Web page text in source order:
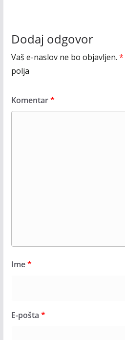
Dodaj odgovor
Vaš e-naslov ne bo objavljen. *
polja
Komentar*
Ime*
E-pošta *